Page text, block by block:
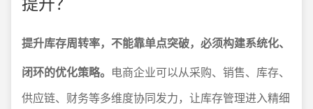
提升库存周转率，不能靠单点突破，必须构建系统化、
闭环的优化策略。 电商企业可以从采购、销售、库存、
供应链、财务等多维度协同发力，让库存管理进入精细